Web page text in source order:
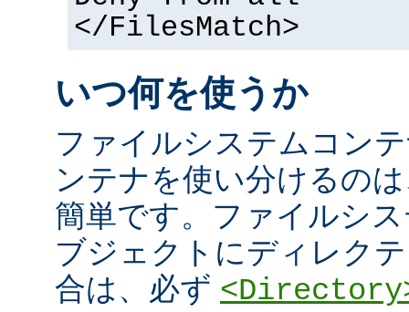
</FilesMatch>
いつ何を使うか
ファイルシステムコン
ンテナを使い分けるの
簡単です。ファイルシ
ブジェクトにディレク
合は、必ず